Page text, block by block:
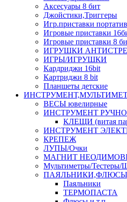
Аксесуары 8 бит
Джойстики,Триггеры
Игр.приставки
Игровые приставки
Игровые приставки 8
ИГРУШКИ
ИГРЫ/ИГРУШКИ
Кардриджи 16bit
Картриджи 8 bit
Планшеты детские
ВЕСЫ ювелирные
ИНСТРУМЕНТ
КЛЕЩИ (витая
ИНСТРУМЕНТ
КРЕПЕЖ
ЛУПЫ/Очки
МАГНИТ
Мультиметры/
Паяльники
ТЕРМОПАСТА